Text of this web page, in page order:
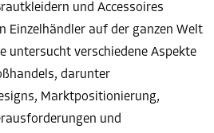
und Accessoires
Einzelhändler auf der ganzen Welt
untersucht verschiedene Aspekte
darunter
Marktpositionierung,
und